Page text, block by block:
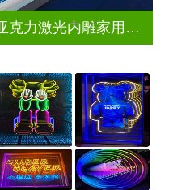
亚克力激光内雕家用玄关隔断